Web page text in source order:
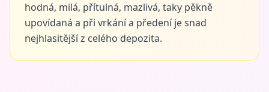
hodná, milá, přítulná, mazlivá, taky pěkně
upovídaná a při vrkání a předení je snad
nejhlasitější z celého depozita.